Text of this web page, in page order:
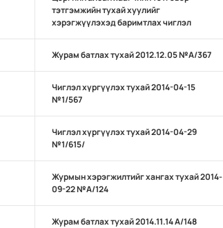
тэтгэмжийн тухай хуулийг
хэрэгжүүлэхэд баримтлах чиглэл
Журам батлах тухай 2012.12.05 №А/367
Чиглэл хүргүүлэх тухай 2014-04-15
№1/567
Чиглэл хүргүүлэх тухай 2014-04-29
№1/615/
Журмын хэрэгжилтийг хангах тухай 2014-
09-22 №А/124
Журам батлах тухай 2014.11.14 А/148